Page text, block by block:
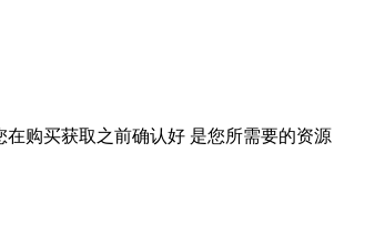
购买获取之前确认好 是您所需要的资源